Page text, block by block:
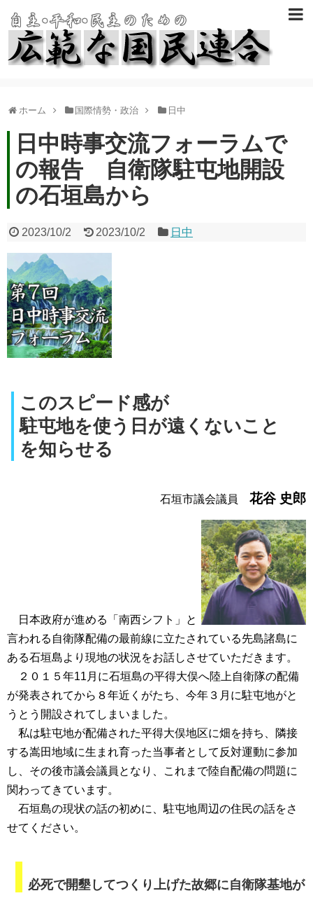
ホーム 国際情勢・政治 日中
日中時事交流フォーラムで
の報告 自衛隊駐屯地開設
の石垣島から
2023/10/2 2023/10/2 日中
このスピード感が
駐屯地を使う日が遠くないこと
を知らせる
石垣市議会議員 花谷 史郎
日本政府が進める「南西シフト」と
言われる自衛隊配備の最前線に立たされている先島諸島に
ある石垣島より現地の状況をお話しさせていただきます。
２０１５年11月に石垣島の平得大俣へ陸上自衛隊の配備
が発表されてから８年近くがたち、今年３月に駐屯地がと
うとう開設されてしまいました。
私は駐屯地が配備された平得大俣地区に畑を持ち、隣接
する嵩田地域に生まれ育った当事者として反対運動に参加
し、その後市議会議員となり、これまで陸自配備の問題に
関わってきています。
石垣島の現状の話の初めに、駐屯地周辺の住民の話をさ
せてください。
必死で開墾してつくり上げた故郷に自衛隊基地が